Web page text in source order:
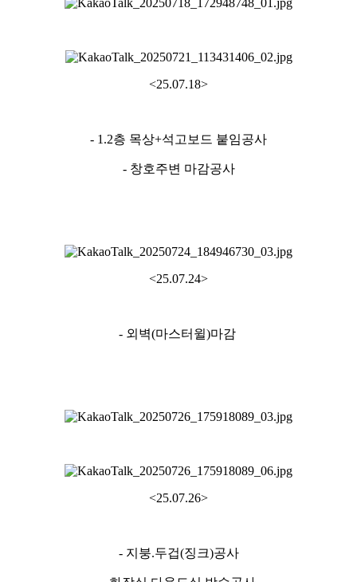
<25.07.18>
- 1.2층 목상+석고보드 붙임공사
- 창호주변 마감공사
<25.07.24>
- 외벽(마스터윌)마감
<25.07.26>
- 지붕.두겁(징크)공사